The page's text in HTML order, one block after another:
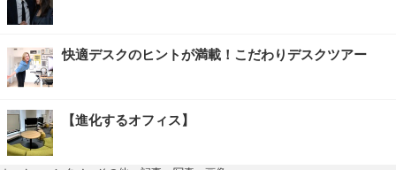
快適デスクのヒントが満載！こだわりデスクツアー
【進化するオフィス】